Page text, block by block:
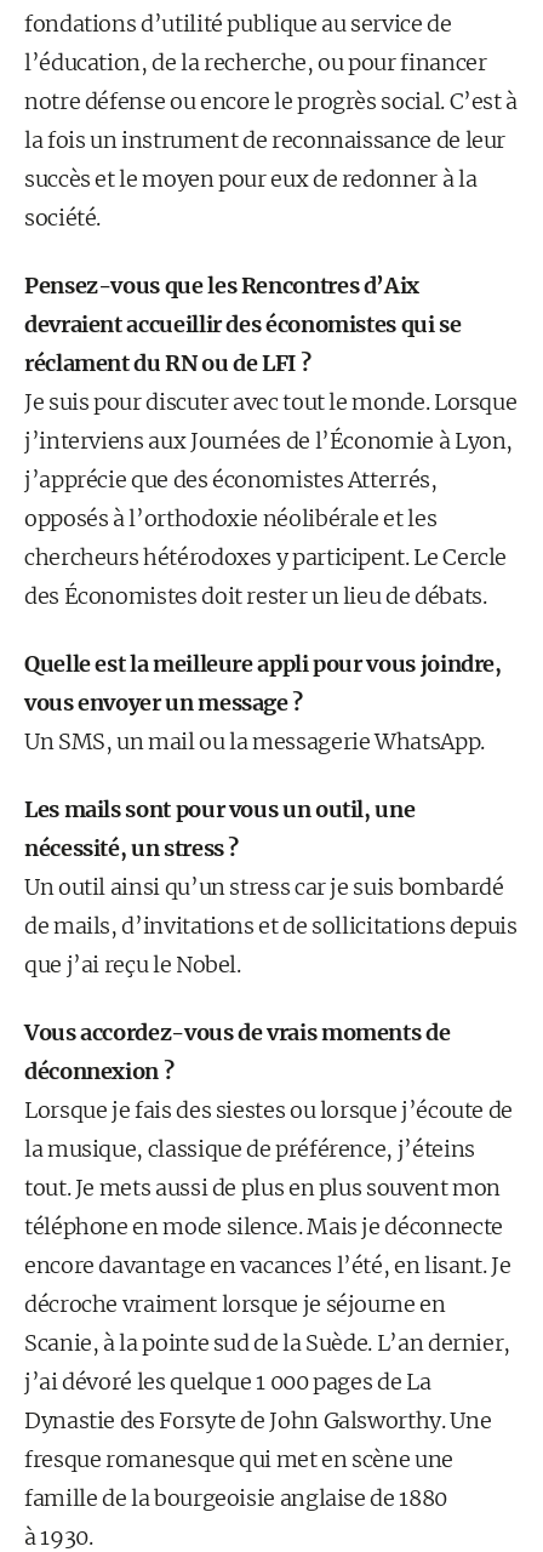
fondations d’utilité publique au service de
l’éducation, de la recherche, ou pour financer
notre défense ou encore le progrès social. C’est à
la fois un instrument de reconnaissance de leur
succès et le moyen pour eux de redonner à la
société.
Pensez-vous que les Rencontres d’Aix
devraient accueillir des économistes qui se
réclament du RN ou de LFI ?
Je suis pour discuter avec tout le monde. Lorsque
j’interviens aux Journées de l’Économie à Lyon,
j’apprécie que des économistes Atterrés,
opposés à l’orthodoxie néolibérale et les
chercheurs hétérodoxes y participent. Le Cercle
des Économistes doit rester un lieu de débats.
Quelle est la meilleure appli pour vous joindre,
vous envoyer un message ?
Un SMS, un mail ou la messagerie WhatsApp.
Les mails sont pour vous un outil, une
nécessité, un stress ?
Un outil ainsi qu’un stress car je suis bombardé
de mails, d’invitations et de sollicitations depuis
que j’ai reçu le Nobel.
Vous accordez-vous de vrais moments de
déconnexion ?
Lorsque je fais des siestes ou lorsque j’écoute de
la musique, classique de préférence, j’éteins
tout. Je mets aussi de plus en plus souvent mon
téléphone en mode silence. Mais je déconnecte
encore davantage en vacances l’été, en lisant. Je
décroche vraiment lorsque je séjourne en
Scanie, à la pointe sud de la Suède. L’an dernier,
j’ai dévoré les quelque 1 000 pages de La
Dynastie des Forsyte de John Galsworthy. Une
fresque romanesque qui met en scène une
famille de la bourgeoisie anglaise de 1880
à 1930.